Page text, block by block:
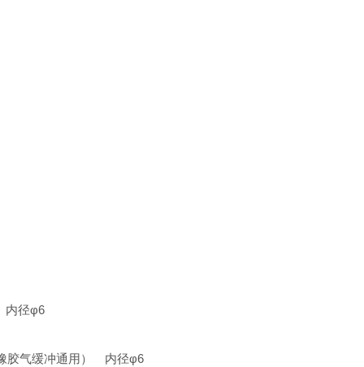
内径φ6
胶气缓冲通用） 内径φ6